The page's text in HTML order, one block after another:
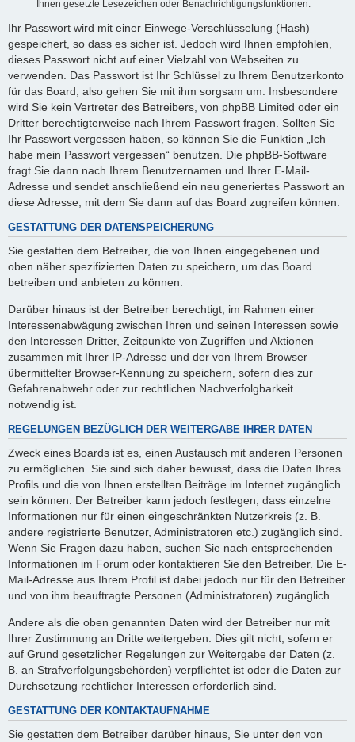
Ihnen gesetzte Lesezeichen oder Benachrichtigungsfunktionen.
Ihr Passwort wird mit einer Einwege-Verschlüsselung (Hash)
gespeichert, so dass es sicher ist. Jedoch wird Ihnen empfohlen,
dieses Passwort nicht auf einer Vielzahl von Webseiten zu
verwenden. Das Passwort ist Ihr Schlüssel zu Ihrem Benutzerkonto
für das Board, also gehen Sie mit ihm sorgsam um. Insbesondere
wird Sie kein Vertreter des Betreibers, von phpBB Limited oder ein
Dritter berechtigterweise nach Ihrem Passwort fragen. Sollten Sie
Ihr Passwort vergessen haben, so können Sie die Funktion „Ich
habe mein Passwort vergessen“ benutzen. Die phpBB-Software
fragt Sie dann nach Ihrem Benutzernamen und Ihrer E-Mail-
Adresse und sendet anschließend ein neu generiertes Passwort an
diese Adresse, mit dem Sie dann auf das Board zugreifen können.
GESTATTUNG DER DATENSPEICHERUNG
Sie gestatten dem Betreiber, die von Ihnen eingegebenen und
oben näher spezifizierten Daten zu speichern, um das Board
betreiben und anbieten zu können.
Darüber hinaus ist der Betreiber berechtigt, im Rahmen einer
Interessenabwägung zwischen Ihren und seinen Interessen sowie
den Interessen Dritter, Zeitpunkte von Zugriffen und Aktionen
zusammen mit Ihrer IP-Adresse und der von Ihrem Browser
übermittelter Browser-Kennung zu speichern, sofern dies zur
Gefahrenabwehr oder zur rechtlichen Nachverfolgbarkeit
notwendig ist.
REGELUNGEN BEZÜGLICH DER WEITERGABE IHRER DATEN
Zweck eines Boards ist es, einen Austausch mit anderen Personen
zu ermöglichen. Sie sind sich daher bewusst, dass die Daten Ihres
Profils und die von Ihnen erstellten Beiträge im Internet zugänglich
sein können. Der Betreiber kann jedoch festlegen, dass einzelne
Informationen nur für einen eingeschränkten Nutzerkreis (z. B.
andere registrierte Benutzer, Administratoren etc.) zugänglich sind.
Wenn Sie Fragen dazu haben, suchen Sie nach entsprechenden
Informationen im Forum oder kontaktieren Sie den Betreiber. Die E-
Mail-Adresse aus Ihrem Profil ist dabei jedoch nur für den Betreiber
und von ihm beauftragte Personen (Administratoren) zugänglich.
Andere als die oben genannten Daten wird der Betreiber nur mit
Ihrer Zustimmung an Dritte weitergeben. Dies gilt nicht, sofern er
auf Grund gesetzlicher Regelungen zur Weitergabe der Daten (z.
B. an Strafverfolgungsbehörden) verpflichtet ist oder die Daten zur
Durchsetzung rechtlicher Interessen erforderlich sind.
GESTATTUNG DER KONTAKTAUFNAHME
Sie gestatten dem Betreiber darüber hinaus, Sie unter den von